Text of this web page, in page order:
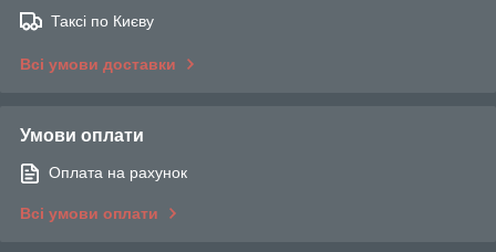
Таксі по Києву
Всі умови доставки
Умови оплати
Оплата на рахунок
Всі умови оплати